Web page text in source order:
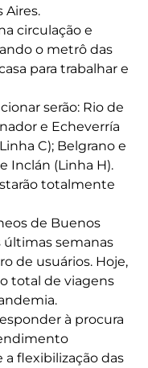
Aires.
circulação e
o metrô das
para trabalhar e
serão: Rio de
e Echeverría
C); Belgrano e
Inclán (Linha H).
totalmente
de Buenos
últimas semanas
de usuários. Hoje,
total de viagens
à procura
a flexibilização das